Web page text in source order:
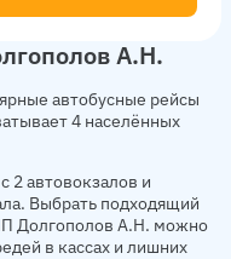
А.Н.
автобусные рейсы
4 населённых
2 автовокзалов и
Выбрать подходящий
Долгополов А.Н. можно
в кассах и лишних